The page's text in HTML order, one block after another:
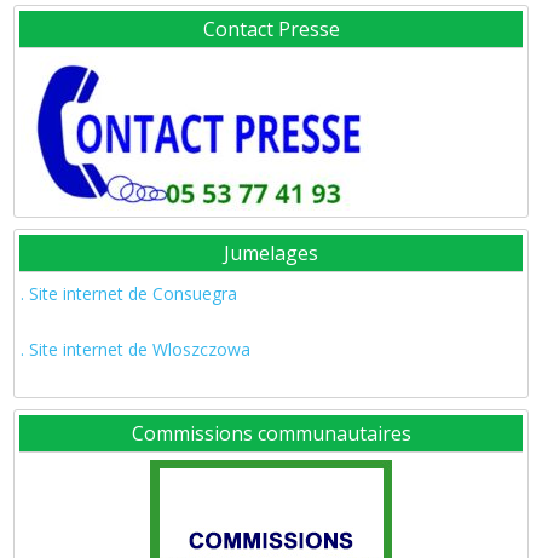
Contact Presse
Jumelages
. Site internet de Consuegra
. Site internet de Wloszczowa
Commissions communautaires